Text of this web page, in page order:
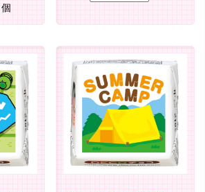
個